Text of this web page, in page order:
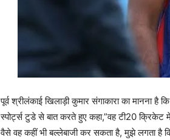
पूर्व श्रीलंकाई खिलाड़ी कुमार संगाकारा का
स्पोर्ट्स टुडे से बात करते हुए कहा,”वह टी20
वैसे वह कहीं भी बल्लेबाजी कर सकता है, मुझे लगता है